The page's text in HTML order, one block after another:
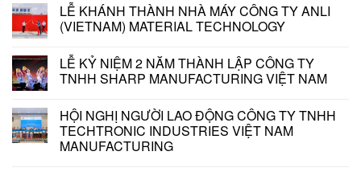
LỄ KHÁNH THÀNH NHÀ MÁY CÔNG TY ANLI
(VIETNAM) MATERIAL TECHNOLOGY
LỄ KỶ NIỆM 2 NĂM THÀNH LẬP CÔNG TY
TNHH SHARP MANUFACTURING VIỆT NAM
HỘI NGHỊ NGƯỜI LAO ĐỘNG CÔNG TY TNHH
TECHTRONIC INDUSTRIES VIỆT NAM
MANUFACTURING